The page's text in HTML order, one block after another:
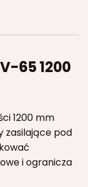
65 1200
1200 mm
zasilające pod
i ogranicza